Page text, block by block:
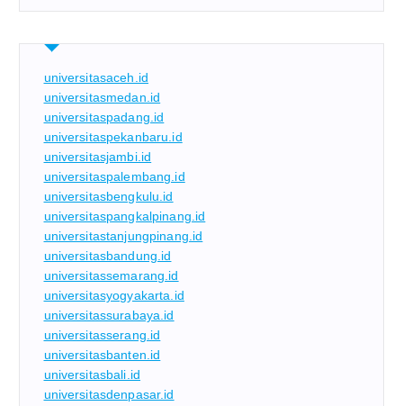
universitasaceh.id
universitasmedan.id
universitaspadang.id
universitaspekanbaru.id
universitasjambi.id
universitaspalembang.id
universitasbengkulu.id
universitaspangkalpinang.id
universitastanjungpinang.id
universitasbandung.id
universitassemarang.id
universitasyogyakarta.id
universitassurabaya.id
universitasserang.id
universitasbanten.id
universitasbali.id
universitasdenpasar.id